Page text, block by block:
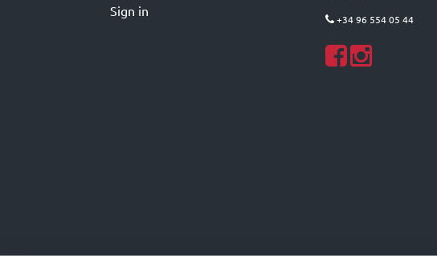
Sign in
+34 96 554 05 44